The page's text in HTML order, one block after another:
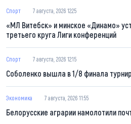
Спорт 7 августа, 2026 12:25
«МЛ Витебск» и минское «Динамо»
третьего круга Лиги конференций
Спорт 7 августа, 2026 12:15
Соболенко вышла в 1/8 финала
Экономика 7 августа, 2026 11:55
Белорусские аграрии намолотили